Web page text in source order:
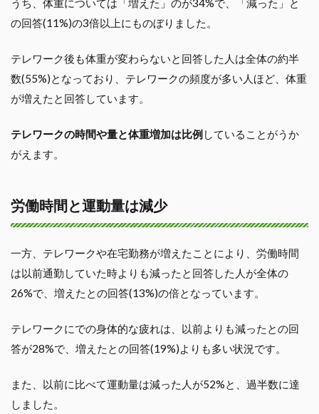
うち、体重については「増えた」のが34%で、「減った」と
の回答(11%)の3倍以上にものぼりました。
テレワーク後も体重が変わらないと回答した人は全体の約半
数(55%)となっており、テレワークの頻度が多い人ほど、体重
が増えたと回答しています。
テレワークの時間や量と体重増加は比例 していることがうか
がえます。
労働時間と運動量は減少
一方、テレワークや在宅勤務が増えたことにより、労働時間
は以前通勤していた時よりも減ったと回答した人が全体の
26%で、増えたとの回答(13%)の倍となっています。
テレワークにでの身体的な疲れは、以前よりも減ったとの回
答が28%で、増えたとの回答(19%)よりも多い状況です。
また、以前に比べて運動量は減った人が52%と、過半数に達
しました。